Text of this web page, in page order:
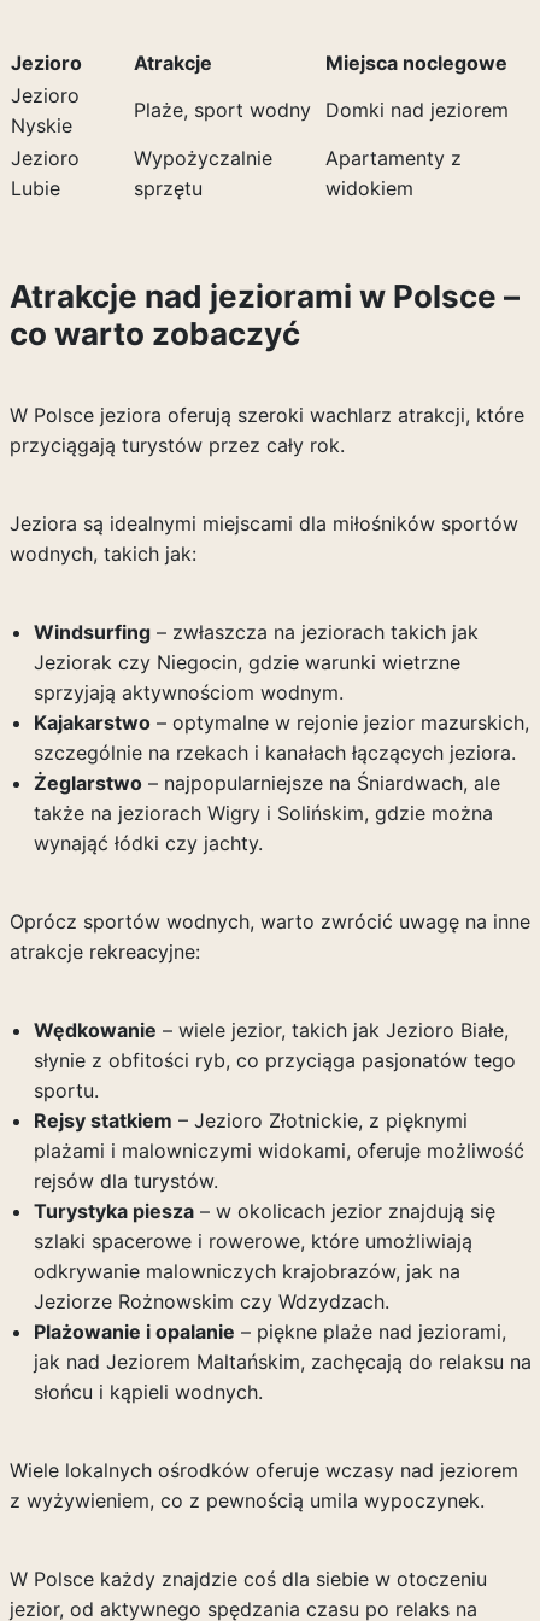
Jezioro Atrakcje
Miejsca noclegowe
Jezioro
Nyskie
Plaże, sport wodny
Domki nad jeziorem
Jezioro
Lubie
Wypożyczalnie
sprzętu
Apartamenty z
widokiem
Atrakcje nad jeziorami w Polsce –
co warto zobaczyć
W Polsce jeziora oferują szeroki wachlarz atrakcji, które
przyciągają turystów przez cały rok.
Jeziora są idealnymi miejscami dla miłośników sportów
wodnych, takich jak:
Windsurfing– zwłaszcza na jeziorach takich jak
Jeziorak czy Niegocin, gdzie warunki wietrzne
sprzyjają aktywnościom wodnym.
Kajakarstwo– optymalne w rejonie jezior mazurskich,
szczególnie na rzekach i kanałach łączących jeziora.
Żeglarstwo– najpopularniejsze na Śniardwach, ale
także na jeziorach Wigry i Solińskim, gdzie można
wynająć łódki czy jachty.
Oprócz sportów wodnych, warto zwrócić uwagę na inne
atrakcje rekreacyjne:
Wędkowanie – wiele jezior, takich jak Jezioro Białe,
słynie z obfitości ryb, co przyciąga pasjonatów tego
sportu.
Rejsy statkiem – Jezioro Złotnickie, z pięknymi
plażami i malowniczymi widokami, oferuje możliwość
rejsów dla turystów.
Turystyka piesza– w okolicach jezior znajdują się
szlaki spacerowe i rowerowe, które umożliwiają
odkrywanie malowniczych krajobrazów, jak na
Jeziorze Rożnowskim czy Wdzydzach.
Plażowanie i opalanie – piękne plaże nad jeziorami,
jak nad Jeziorem Maltańskim, zachęcają do relaksu na
słońcu i kąpieli wodnych.
Wiele lokalnych ośrodków oferuje wczasy nad jeziorem
z wyżywieniem, co z pewnością umila wypoczynek.
W Polsce każdy znajdzie coś dla siebie w otoczeniu
jezior, od aktywnego spędzania czasu po relaks na